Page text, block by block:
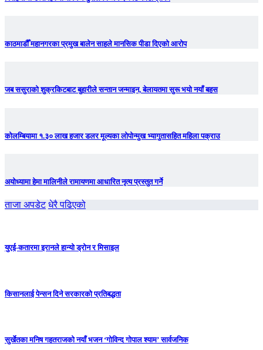
काठमाडौँ महानगरका प्रमुख बालेन साहले मानसिक पीडा दिएको आरोप
जब ससुराको शुक्रकिटबाट बुहारीले सन्तान जन्माइन, बेलायतमा सुरू भयो नयाँ बहस
कोलम्बियामा १.३० लाख हजार डलर मूल्यका लोपोन्मुख भ्यागुतासहित महिला पक्राउ
अयोध्यामा हेमा मालिनीले रामायणमा आधारित नृत्य प्रस्तुत गर्ने
ताजा अपडेट धेरै पढिएको
युएई-कतारमा इरानले हान्यो ड्रोन र मिसाइल
किसानलाई पेन्सन दिने सरकारको प्रतिबद्धता
सुर्खेतका मनिष गहतराजको नयाँ भजन ‘गोविन्द गोपाल श्याम’ सार्वजनिक